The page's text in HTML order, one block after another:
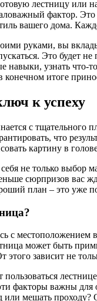
лестницу или
фактор. Это
вашего дома.
руками, вы
Это будет
навыки, узнать что-
конечном итоге
к успеху
с
что
картину в
не только выбор
сюрпризов вас
план – это уже
с местоположением
может быть
этого зависит не
факторы важны
мешать проходу?